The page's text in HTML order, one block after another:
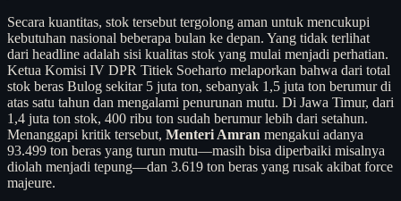
Secara kuantitas, stok tersebut tergolong aman untuk mencukupi
kebutuhan nasional beberapa bulan ke depan. Yang tidak terlihat
dari headline adalah sisi kualitas stok yang mulai menjadi perhatian.
Ketua Komisi IV DPR Titiek Soeharto melaporkan bahwa dari total
stok beras Bulog sekitar 5 juta ton, sebanyak 1,5 juta ton berumur di
atas satu tahun dan mengalami penurunan mutu. Di Jawa Timur, dari
1,4 juta ton stok, 400 ribu ton sudah berumur lebih dari setahun.
Menanggapi kritik tersebut, Menteri Amran mengakui adanya
93.499 ton beras yang turun mutu—masih bisa diperbaiki misalnya
diolah menjadi tepung—dan 3.619 ton beras yang rusak akibat force
majeure.